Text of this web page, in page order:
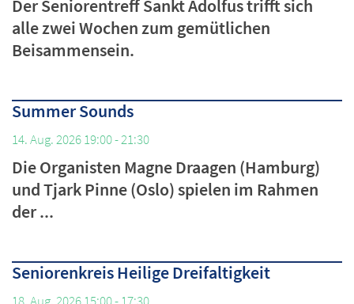
Der Seniorentreff Sankt Adolfus trifft sich
alle zwei Wochen zum gemütlichen
Beisammensein.
Summer Sounds
14. Aug. 2026 19:00 - 21:30
Die Organisten Magne Draagen (Hamburg)
und Tjark Pinne (Oslo) spielen im Rahmen
der ...
Seniorenkreis Heilige Dreifaltigkeit